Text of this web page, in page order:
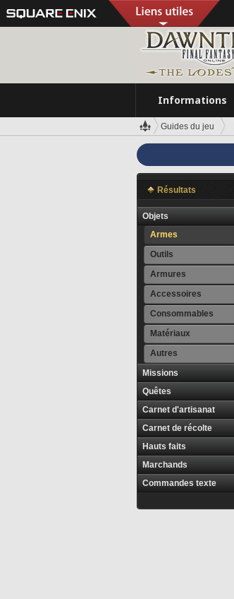
Informations
Guides du jeu
Résultats
Objets
Armes
Outils
Armures
Accessoires
Consommables
Matériaux
Autres
Missions
Quêtes
Carnet d'artisanat
Carnet de récolte
Hauts faits
Marchands
Commandes texte